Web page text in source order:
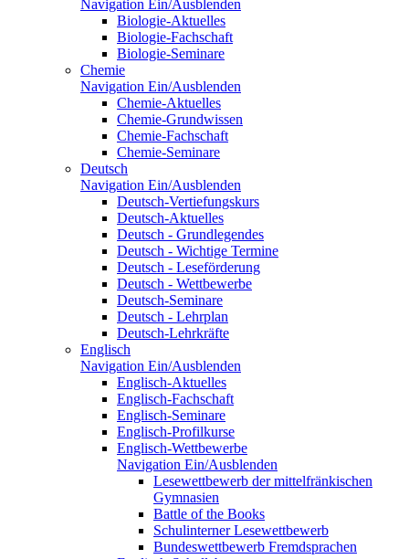
Navigation Ein/Ausblenden
Biologie-Aktuelles
Biologie-Fachschaft
Biologie-Seminare
Chemie
Navigation Ein/Ausblenden
Chemie-Aktuelles
Chemie-Grundwissen
Chemie-Fachschaft
Chemie-Seminare
Deutsch
Navigation Ein/Ausblenden
Deutsch-Vertiefungskurs
Deutsch-Aktuelles
Deutsch - Grundlegendes
Deutsch - Wichtige Termine
Deutsch - Leseförderung
Deutsch - Wettbewerbe
Deutsch-Seminare
Deutsch - Lehrplan
Deutsch-Lehrkräfte
Englisch
Navigation Ein/Ausblenden
Englisch-Aktuelles
Englisch-Fachschaft
Englisch-Seminare
Englisch-Profilkurse
Englisch-Wettbewerbe
Navigation Ein/Ausblenden
Lesewettbewerb der mittelfränkischen
Gymnasien
Battle of the Books
Schulinterner Lesewettbewerb
Bundeswettbewerb Fremdsprachen